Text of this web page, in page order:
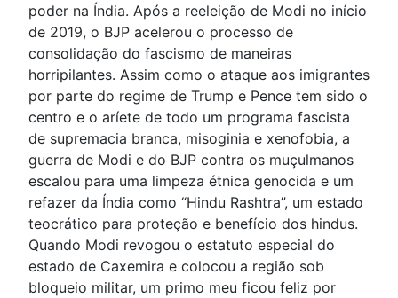
poder na Índia. Após a reeleição de Modi no início
de 2019, o BJP acelerou o processo de
consolidação do fascismo de maneiras
horripilantes. Assim como o ataque aos imigrantes
por parte do regime de Trump e Pence tem sido o
centro e o aríete de todo um programa fascista
de supremacia branca, misoginia e xenofobia, a
guerra de Modi e do BJP contra os muçulmanos
escalou para uma limpeza étnica genocida e um
refazer da Índia como “Hindu Rashtra”, um estado
teocrático para proteção e benefício dos hindus.
Quando Modi revogou o estatuto especial do
estado de Caxemira e colocou a região sob
bloqueio militar, um primo meu ficou feliz por